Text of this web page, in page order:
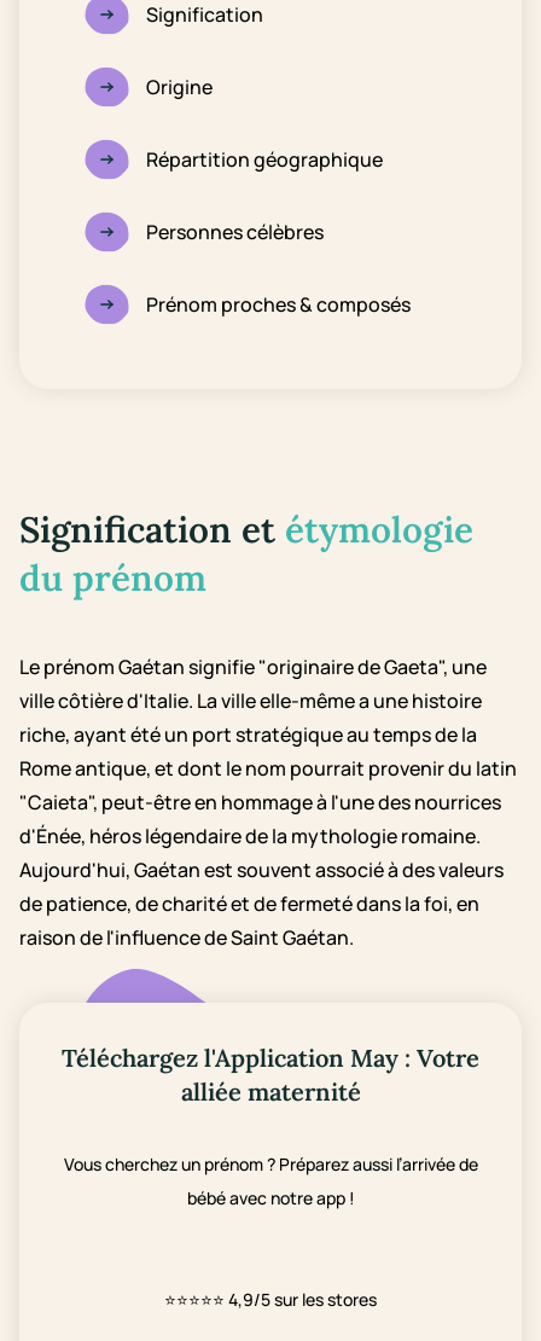
Signification
Origine
Répartition géographique
Personnes célèbres
Prénom proches & composés
Signification et étymologie
du prénom
Le prénom Gaétan signifie "originaire de Gaeta", une
ville côtière d'Italie. La ville elle-même a une histoire
riche, ayant été un port stratégique au temps de la
Rome antique, et dont le nom pourrait provenir du latin
"Caieta", peut-être en hommage à l'une des nourrices
d'Énée, héros légendaire de la mythologie romaine.
Aujourd'hui, Gaétan est souvent associé à des valeurs
de patience, de charité et de fermeté dans la foi, en
raison de l'influence de Saint Gaétan.
Téléchargez l'Application May : Votre
alliée maternité
Vous cherchez un prénom ? Préparez aussi l’arrivée de
bébé avec notre app !
⭐⭐⭐⭐⭐ 4,9/5 sur les stores